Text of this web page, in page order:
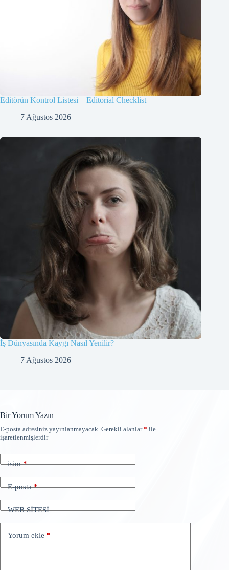
Editörün Kontrol Listesi – Editorial Checklist
7 Ağustos 2026
İş Dünyasında Kaygı Nasıl Yenilir?
7 Ağustos 2026
Bir Yorum Yazın
E-posta adresiniz yayınlanmayacak. Gerekli alanlar* ile
işaretlenmişlerdir
isim*
E-posta*
WEB SİTESİ
Yorum ekle *